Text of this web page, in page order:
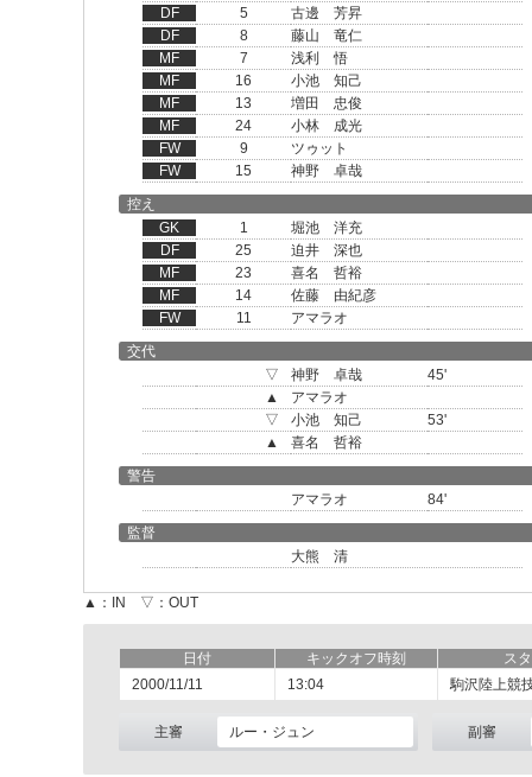
DF
5
古邊 芳昇
DF
8
藤山 竜仁
MF
7
浅利 悟
MF
16
小池 知己
MF
13
増田 忠俊
MF
24
小林 成光
FW
9
ツゥット
FW
15
神野 卓哉
控え
GK
1
堀池 洋充
DF
25
迫井 深也
MF
23
喜名 哲裕
MF
14
佐藤 由紀彦
FW
11
アマラオ
交代
▽
神野 卓哉
45'
▲
アマラオ
▽
小池 知己
53'
▲
喜名 哲裕
警告
アマラオ
84'
監督
大熊 清
▲：IN ▽：OUT
日付 キックオフ時刻
ス
2000/11/11
13:04 駒沢陸上競
主審 ルー・ジュン 副審